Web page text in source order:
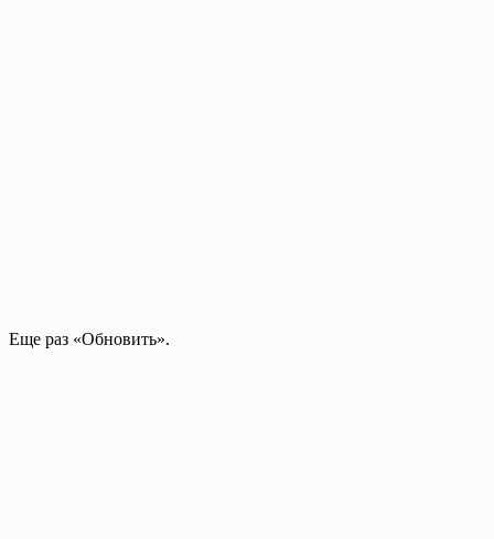
Еще раз «Обновить».